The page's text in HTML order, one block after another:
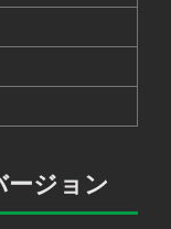
ージョン